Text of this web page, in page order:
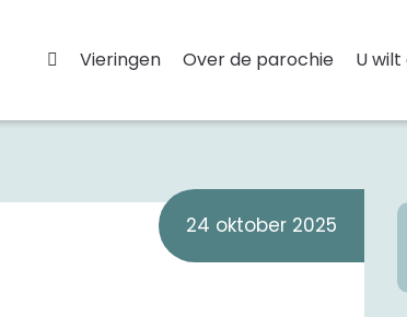
Vieringen Over de parochie U wilt
24 oktober 2025